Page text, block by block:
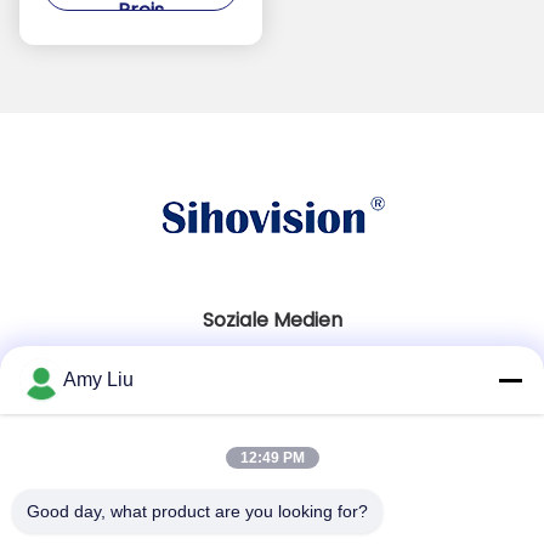
Preis
Soziale Medien
Schnelle Kontaktaufnahme
86-0755-23747569
Amy Liu
12:49 PM
Good day, what product are you looking for?